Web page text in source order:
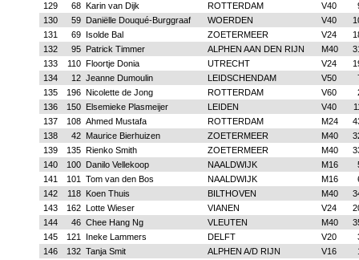
129
68 Karin van Dijk ROTTERDAM V40
130
59 Daniëlle Douqué-Burggraaf WOERDEN V40
131
69 Isolde Bal ZOETERMEER V24
132
95 Patrick Timmer ALPHEN AAN DEN RIJN M40
133
110 Floortje Donia UTRECHT V24
134
12 Jeanne Dumoulin LEIDSCHENDAM V50
135
196 Nicolette de Jong ROTTERDAM V60
136
150 Elsemieke Plasmeijer LEIDEN V40
137
108 Ahmed Mustafa ROTTERDAM M24
138
42 Maurice Bierhuizen ZOETERMEER M40
139
135 Rienko Smith ZOETERMEER M40
140
100 Danilo Vellekoop NAALDWIJK M16
141
101 Tom van den Bos NAALDWIJK M16
142
118 Koen Thuis BILTHOVEN M40
143
162 Lotte Wieser VIANEN V24
144
46 Chee Hang Ng VLEUTEN M40
145
121 Ineke Lammers DELFT V20
146
132 Tanja Smit ALPHEN A/D RIJN V16